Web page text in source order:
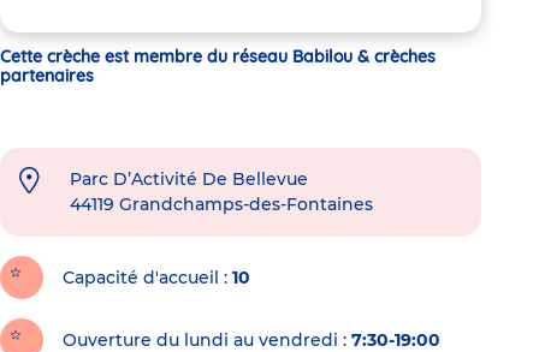
Cette crèche est membre du réseau Babilou & crèches
partenaires
Parc D’Activité De Bellevue
44119 Grandchamps-des-Fontaines
Capacité d'accueil 10
Ouverture du lundi au vendredi : 7:30-19:00